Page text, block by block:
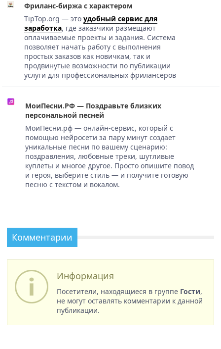
Фриланс-биржа с характером
TipTop.org — это удобный сервис для
заработка, где заказчики размещают
оплачиваемые проекты и задания. Система
позволяет начать работу с выполнения
простых заказов как новичкам, так и
продвинутые возможности по публикации
услуги для профессиональных фрилансеров
МоиПесни.РФ — Поздравьте близких
персональной песней
МоиПесни.рф — онлайн-сервис, который с
помощью нейросети за пару минут создает
уникальные песни по вашему сценарию:
поздравления, любовные треки, шутливые
куплеты и многое другое. Просто опишите повод
и героя, выберите стиль — и получите готовую
песню с текстом и вокалом.
Комментарии
Информация
Посетители, находящиеся в группе Гости,
не могут оставлять комментарии к данной
публикации.